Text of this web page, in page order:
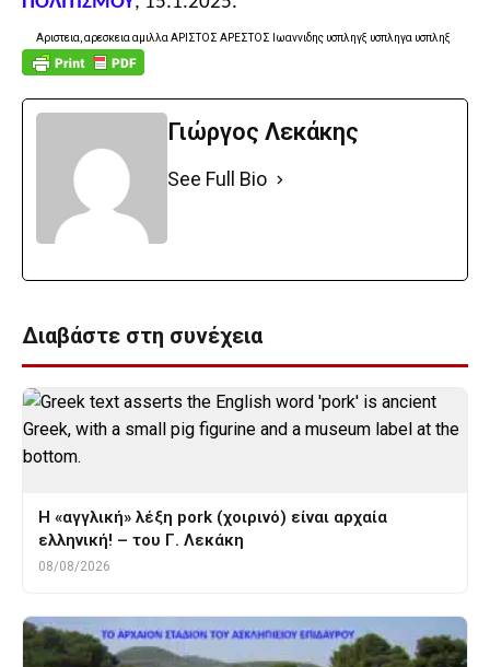
Αριστεια, αρεσκεια αμιλλα ΑΡΙΣΤΟΣ ΑΡΕΣΤΟΣ Ιωαννιδης υσπληγξ υσπληγα υσπληξ
Γιώργος Λεκάκης
See Full Bio
Διαβάστε στη συνέχεια
Η «αγγλική» λέξη pork (χοιρινό) είναι αρχαία
ελληνική! – του Γ. Λεκάκη
08/08/2026